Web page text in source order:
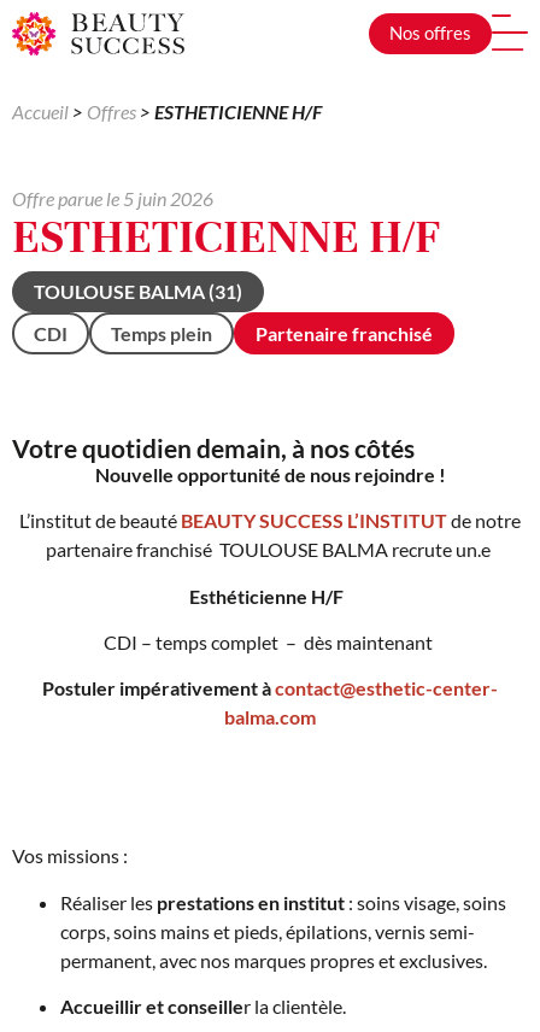
Nos offres
Accueil > Offres > ESTHETICIENNE H/F
Offre parue le 5 juin 2026
ESTHETICIENNE H/F
TOULOUSE BALMA (31)
CDI
Temps plein Partenaire franchisé
Votre quotidien demain, à nos côtés
Nouvelle opportunité de nous rejoindre !
L’institut de beauté BEAUTY SUCCESS L’INSTITUTde notre
partenaire franchisé TOULOUSE BALMA recrute un.e
Esthéticienne H/F
CDI – temps complet – dès maintenant
Postuler impérativement àcontact@esthetic-center-
balma.com
Vos missions :
Réaliser les prestations en institut : soins visage, soins
corps, soins mains et pieds, épilations, vernis semi-
permanent, avec nos marques propres et exclusives.
Accueillir et conseiller la clientèle.